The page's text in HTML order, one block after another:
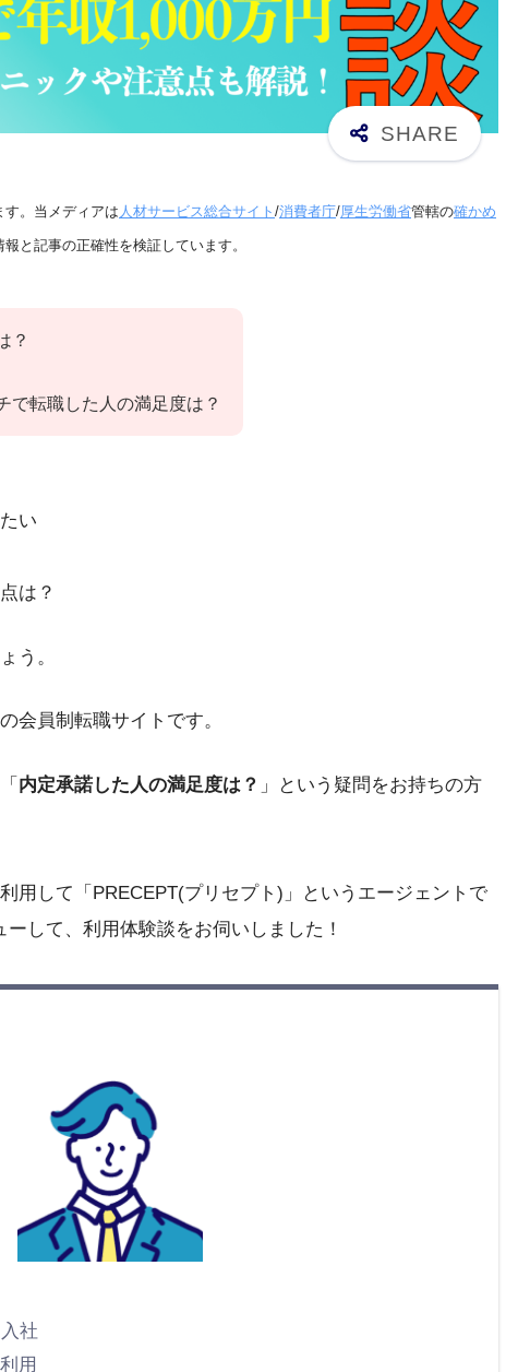
。当メディアは 人材サービス総合サイト /消費者庁/厚生労働省管轄の確かめ
と記事の正確性を検証しています。
？
で転職した人の満足度は？
い
は？
う。
会員制転職サイトです。
内定承諾した人の満足度は？ 」という疑問をお持ちの方
用して「PRECEPT(プリセプト)」というエージェントで
して、利用体験談をお伺いしました！
社
用